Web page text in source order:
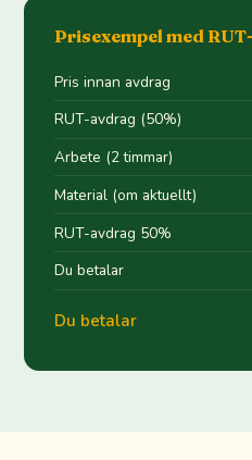
Prisexempel med
Pris innan avdrag
RUT-avdrag (50%)
Arbete (2 timmar)
Material (om aktuellt)
RUT-avdrag 50%
Du betalar
Du betalar